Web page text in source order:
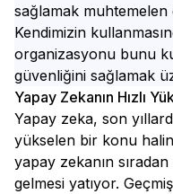
sağlamak
Kendimizin
organizasyonu bunu
güvenliğini sağlamak
Yapay Zekanın Hızlı
Yapay zeka, son
yükselen bir konu
yapay zekanın
gelmesi yatıyor.